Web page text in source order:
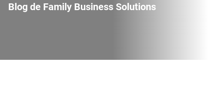
Blog de Family Business Solutions